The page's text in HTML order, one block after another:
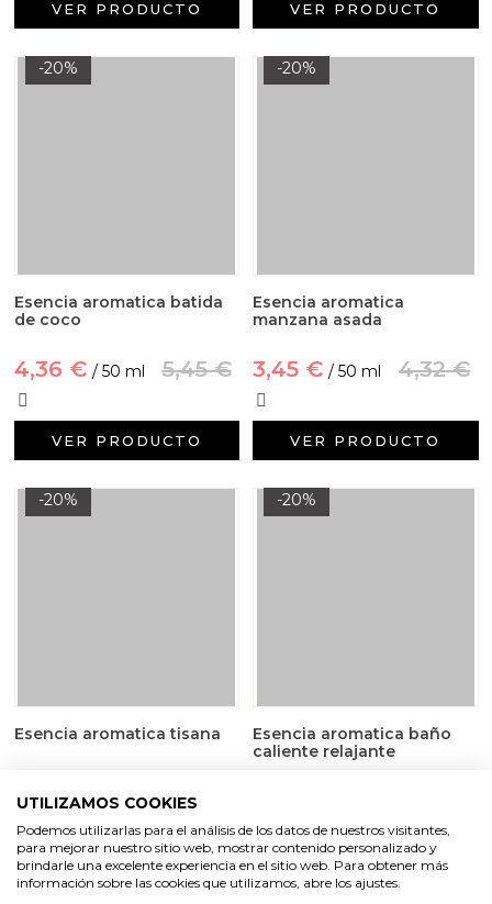
VER PRODUCTO VER PRODUCTO
-20%
Esencia aromatica batida
de coco
4,36 € / 50 ml 5,45 €
VER PRODUCTO
-20%
Esencia aromatica
manzana asada
3,45 € / 50 ml 4,32 €
VER PRODUCTO
-20%
Esencia aromatica tisana
4,73 € / 50 ml 5,91 €
VER PRODUCTO
-20%
Esencia aromatica baño
caliente relajante
VER PRODUCTO
UTILIZAMOS COOKIES
Podemos utilizarlas para el análisis de los datos de nuestros visitantes,
para mejorar nuestro sitio web, mostrar contenido personalizado y
brindarle una excelente experiencia en el sitio web. Para obtener más
información sobre las cookies que utilizamos, abre los ajustes.